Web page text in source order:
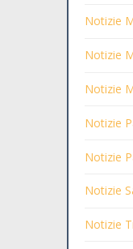
Notizie
Notizie
Notizie
Notizie
Notizie
Notizie
Notizie